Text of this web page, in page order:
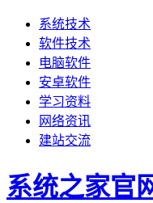
系统技术
软件技术
电脑软件
安卓软件
学习资料
网络资讯
建站交流
系统之家官